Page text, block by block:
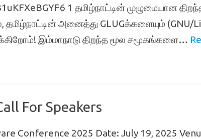
1 தமிழ்நாட்டின் முழுமையான
அனைத்து GLUGக்களையும் (GNU/
இம்மாநாடு திறந்த மூல சமூகங்களை…
For Speakers
Conference 2025 Date: July 19, 2025